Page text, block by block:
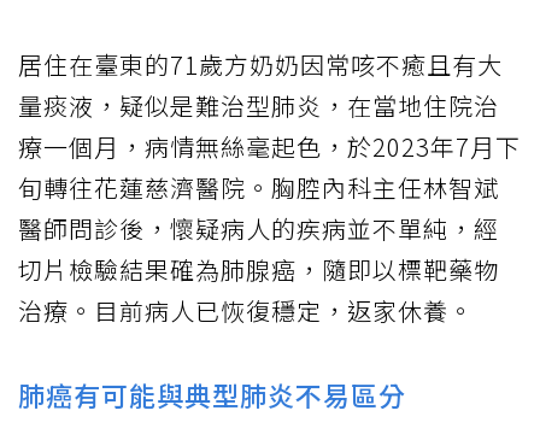
居住在臺東的71歲方奶奶因常咳不癒且有大
量痰液，疑似是難治型肺炎，在當地住院治
療一個月，病情無絲毫起色，於2023年7月下
旬轉往花蓮慈濟醫院。胸腔內科主任林智斌
醫師問診後，懷疑病人的疾病並不單純，經
切片檢驗結果確為肺腺癌，隨即以標靶藥物
治療。目前病人已恢復穩定，返家休養。
肺癌有可能與典型肺炎不易區分